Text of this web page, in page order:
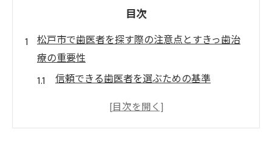
目次
松戸市で歯医者を探す際の注意点とすきっ歯治
療の重要性
信頼できる歯医者を選ぶための基準
すきっ歯が健康に与える影響とは